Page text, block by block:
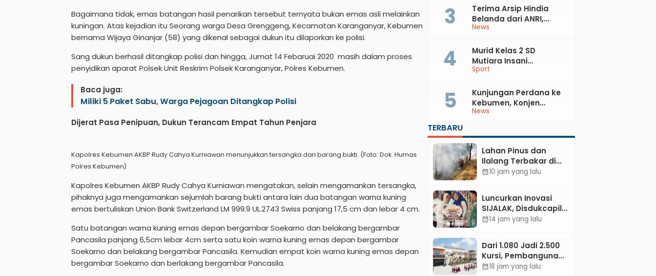
Bagaimana tidak, emas batangan hasil penarikan tersebut ternyata bukan emas asli melainkan
kuningan. Atas kejadian itu Seorang warga Desa Grenggeng, Kecamatan Karanganyar, Kebumen
bernama Wijaya Ginanjar (58) yang dikenal sebagai dukun itu dilaporkan ke polisi.
Sang dukun berhasil ditangkap polisi dan hingga, Jumat 14 Febaruai 2020 masih dalam proses
penyidikan aparat Polsek Unit Reskrim Polsek Karanganyar, Polres Kebumen.
Baca juga:
Miliki 5 Paket Sabu, Warga Pejagoan Ditangkap Polisi
Dijerat Pasa Penipuan, Dukun Terancam Empat Tahun Penjara
Kapolres Kebumen AKBP Rudy Cahya Kurniawan menunjukkan tersangka dan barang bukti. (Foto: Dok. Humas
Polres Kebumen)
Kapolres Kebumen AKBP Rudy Cahya Kurniawan mengatakan, selain mengamankan tersangka,
pihaknya juga mengamankan sejumlah barang bukti antara lain dua batangan warna kuning
emas bertuliskan Union Bank Switzerland LM 999.9 UL.2743 Swiss panjang 17,5 cm dan lebar 4 cm.
Satu batangan warna kuning emas depan bergambar Soekarno dan belakang bergambar
Pancasila panjang 6,5cm lebar 4cm serta satu koin warna kuning emas depan bergambar
Soekarno dan belakang bergambar Pancasila. Kemudian empat koin warna kuning emas depan
bergambar Soekarno dan berlakang bergambar Pancasila.
News
Terima Arsip Hindia
Belanda dari ANRI,
Pemkab Kebumen
Sejarah, Geopark, dan
Literasi Pertanian
Sport
Murid Kelas 2 SD
Mutiara Insani
Muhammadiyah
dan Perak di Kejurda
Tapak Suci Kebumen
2026
News
Kunjungan Perdana ke
Kebumen, Konjen
Australia Temui Bupati
TERBARU
Lahan Pinus dan
Ilalang Terbakar di
Kebumen, Aparat
Secara Manual
calendar_month10 jam yang lalu
Luncurkan Inovasi
SIJALAK, Disdukcapil
Kebumen Perkuat
Tingkat Desa
calendar_month14 jam yang lalu
Dari 1.080 Jadi 2.500
Kursi, Pembangunan
Sekolah Rakyat
calendar_month18 jam yang lalu